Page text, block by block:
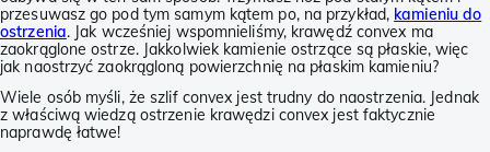
przesuwasz go pod tym samym kątem po, na przykład, kamieniu do
ostrzenia. Jak wcześniej wspomnieliśmy, krawędź convex ma
zaokrąglone ostrze. Jakkolwiek kamienie ostrzące są płaskie, więc
jak naostrzyć zaokrągloną powierzchnię na płaskim kamieniu?
Wiele osób myśli, że szlif convex jest trudny do naostrzenia. Jednak
z właściwą wiedzą ostrzenie krawędzi convex jest faktycznie
naprawdę łatwe!